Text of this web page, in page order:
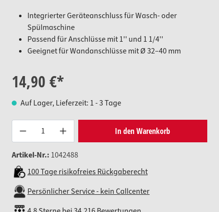
Integrierter Geräteanschluss für Wasch- oder
Spülmaschine
Passend für Anschlüsse mit 1'' und 1 1/4''
Geeignet für Wandanschlüsse mit Ø 32–40 mm
14,90 €*
Auf Lager, Lieferzeit: 1 - 3 Tage
Produkt Anzahl: Gib den
In den Warenkorb
Artikel-Nr.: 1042488
100 Tage risikofreies Rückgaberecht
Persönlicher Service - kein Callcenter